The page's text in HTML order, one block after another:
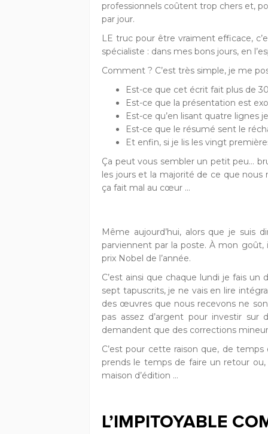
professionnels coûtent trop chers et,
par jour.
LE truc pour être vraiment efficace,
spécialiste : dans mes bons jours, en
Comment ? C’est très simple, je me
Est-ce que cet écrit fait plus de
Est-ce que la présentation est
Est-ce qu’en lisant quatre lignes
Est-ce que le résumé sent le
Et enfin, si je lis les vingt
Ça peut vous sembler un petit peu…
les jours et la majorité de ce que
ça fait mal au cœur ...
Même aujourd’hui, alors que je suis
parviennent par la poste. À mon goût,
prix Nobel de l’année.
C’est ainsi que chaque lundi je fais
sept tapuscrits, je ne vais en lire
des œuvres que nous recevons ne
pas assez d’argent pour investir
demandent que des corrections
C’est pour cette raison que, de
prends le temps de faire un retour ou,
maison d’édition …
L’IMPITOYABLE